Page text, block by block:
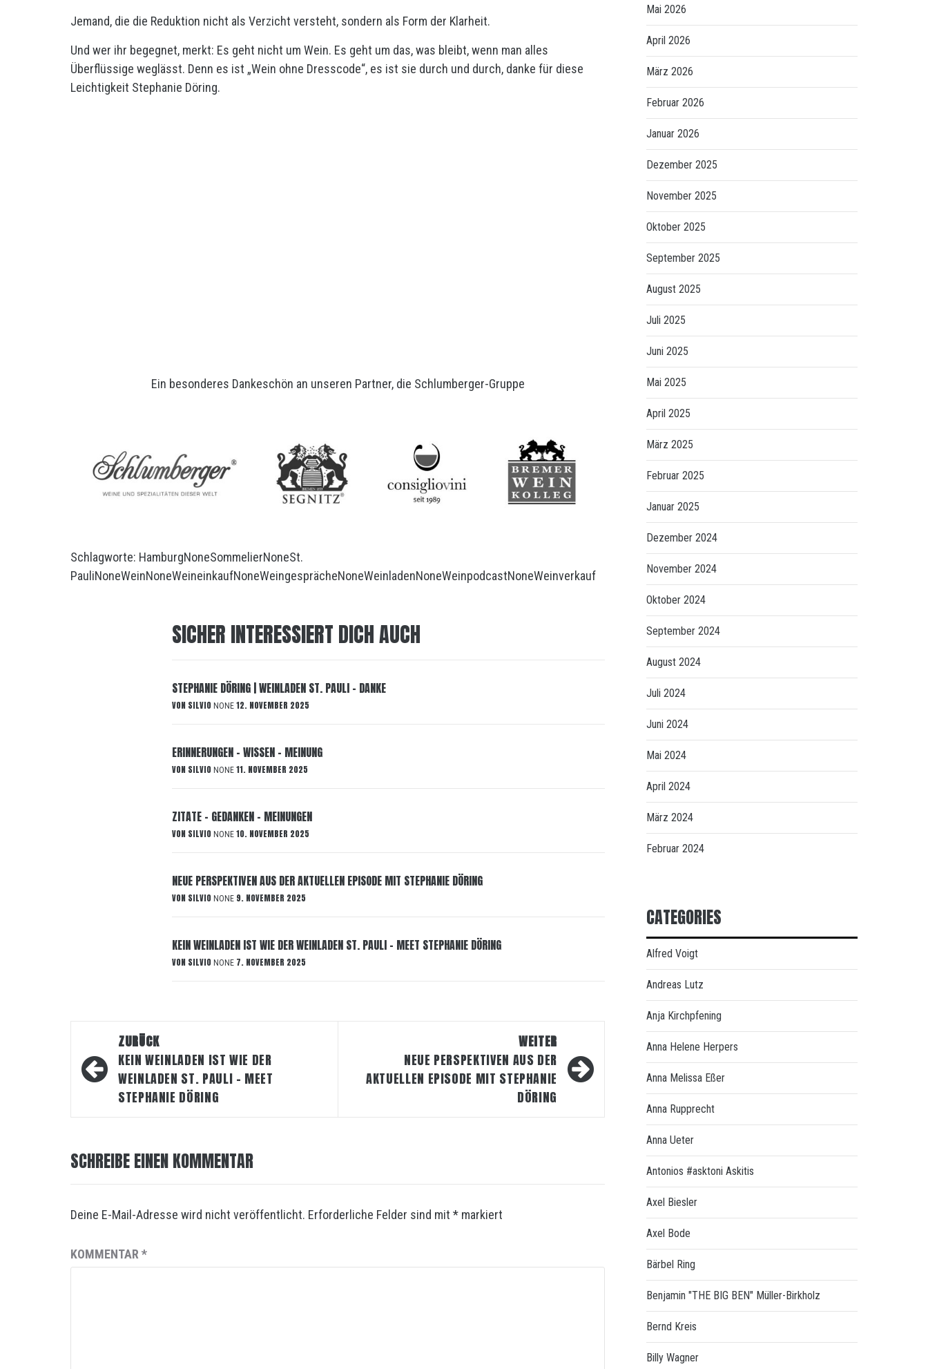
Jemand, die die Reduktion nicht als Verzicht versteht, sondern als Form der Klarheit.
Und wer ihr begegnet, merkt: Es geht nicht um Wein. Es geht um das, was bleibt, wenn man alles
Überflüssige weglässt. Denn es ist „Wein ohne Dresscode“, es ist sie durch und durch, danke für diese
Leichtigkeit Stephanie Döring.
Ein besonderes Dankeschön an unseren Partner, die Schlumberger-Gruppe
Schlagworte: HamburgNoneSommelierNoneSt.
PauliNoneWeinNoneWeineinkaufNoneWeingesprächeNoneWeinladenNoneWeinpodcastNoneWeinverkauf
SICHER INTERESSIERT DICH AUCH
STEPHANIE DÖRING | WEINLADEN ST. PAULI – DANKE
VON SILVIO NONE 12. NOVEMBER 2025
ERINNERUNGEN – WISSEN – MEINUNG
VON SILVIO NONE 11. NOVEMBER 2025
ZITATE – GEDANKEN – MEINUNGEN
VON SILVIO NONE 10. NOVEMBER 2025
NEUE PERSPEKTIVEN AUS DER AKTUELLEN EPISODE MIT STEPHANIE DÖRING
VON SILVIO NONE 9. NOVEMBER 2025
KEIN WEINLADEN IST WIE DER WEINLADEN ST. PAULI – MEET STEPHANIE DÖRING
VON SILVIO NONE 7. NOVEMBER 2025
Beitragsnavigation
ZURÜCK
KEIN WEINLADEN IST WIE DER
WEINLADEN ST. PAULI – MEET
STEPHANIE DÖRING
WEITER
NEUE PERSPEKTIVEN AUS DER
AKTUELLEN EPISODE MIT STEPHANIE
DÖRING
SCHREIBE EINEN KOMMENTAR
Deine E-Mail-Adresse wird nicht veröffentlicht. Erforderliche Felder sind mit * markiert
KOMMENTAR *
Mai 2026
April 2026
März 2026
Februar 2026
Januar 2026
Dezember 2025
November 2025
Oktober 2025
September 2025
August 2025
Juli 2025
Juni 2025
Mai 2025
April 2025
März 2025
Februar 2025
Januar 2025
Dezember 2024
November 2024
Oktober 2024
September 2024
August 2024
Juli 2024
Juni 2024
Mai 2024
April 2024
März 2024
Februar 2024
CATEGORIES
Alfred Voigt
Andreas Lutz
Anja Kirchpfening
Anna Helene Herpers
Anna Melissa Eßer
Anna Rupprecht
Anna Ueter
Antonios #asktoni Askitis
Axel Biesler
Axel Bode
Bärbel Ring
Benjamin "THE BIG BEN" Müller-Birkholz
Bernd Kreis
Billy Wagner